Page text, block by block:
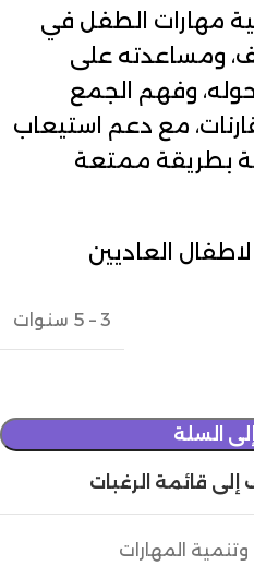
مهارات الطفل في
ومساعدته على
وفهم الجمع
مع دعم استيعاب
بطريقة ممتعة
العاديين
3 – 5 سنوات
السلة
قائمة الرغبات
وتنمية المهارات